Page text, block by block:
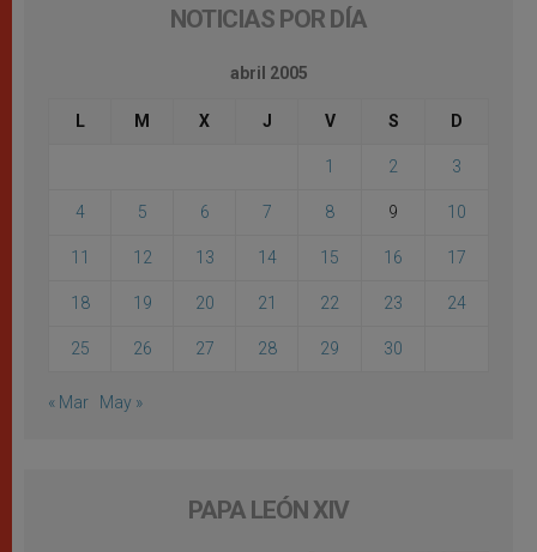
NOTICIAS POR DÍA
abril 2005
L M X J V S D
1 2 3
4 5 6 7 8 9 10
11 12 13 14 15 16 17
18 19 20 21 22 23 24
25 26 27 28 29 30
« Mar May »
PAPA LEÓN XIV